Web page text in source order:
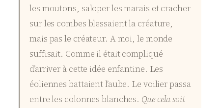
les moutons, saloper les marais et cracher
sur les combes blessaient la créature,
mais pas le créateur. A moi, le monde
suffisait. Comme il était compliqué
d’arriver à cette idée enfantine. Les
éoliennes battaient l’aube. Le voilier passa
entre les colonnes blanches. Que cela soit